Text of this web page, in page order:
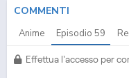
COMMENTI
Anime Episodio 59
Effettua l'accesso per